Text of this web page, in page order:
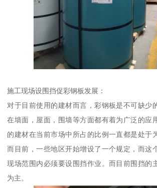
施工现场设围挡促彩钢板发展：
对于目前使用的建材而言，彩钢板是不可缺少
在墙面，屋面，围墙等方面都有着为广泛的应
的建材在当前市场中所占的比例一直都是处于
而目前，一些地区开始增设了一个规定，而这
现场范围内必须要设围挡作业。而目前围挡的
为主。